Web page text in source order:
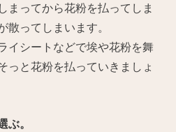
まってから花粉を払ってしま
散ってしまいます。
イシートなどで埃や花粉を舞
っと花粉を払っていきましょ
ぶ。